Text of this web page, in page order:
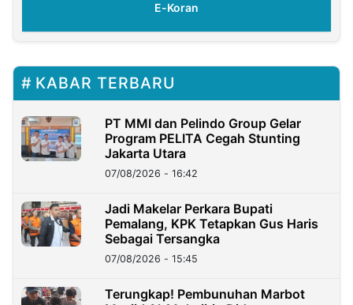
E-Koran
KABAR TERBARU
PT MMI dan Pelindo Group Gelar
Program PELITA Cegah Stunting
Jakarta Utara
07/08/2026 - 16:42
Jadi Makelar Perkara Bupati
Pemalang, KPK Tetapkan Gus Haris
Sebagai Tersangka
07/08/2026 - 15:45
Terungkap! Pembunuhan Marbot